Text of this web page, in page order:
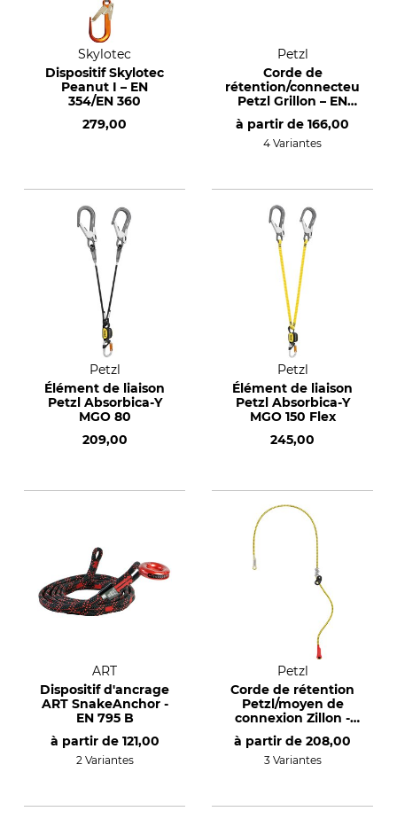
Skylotec
Dispositif Skylotec
Peanut I – EN
354/EN 360
279,00
Petzl
Corde de
rétention/connecteur
Petzl Grillon – EN
358/EN 12841 C
à partir de 166,00
4 Variantes
Petzl
Élément de liaison
Petzl Absorbica-Y
MGO 80
209,00
Petzl
Élément de liaison
Petzl Absorbica-Y
MGO 150 Flex
245,00
ART
Dispositif d'ancrage
ART SnakeAnchor -
EN 795 B
à partir de 121,00
2 Variantes
Petzl
Corde de rétention
Petzl/moyen de
connexion Zillon -
EN 358
à partir de 208,00
3 Variantes